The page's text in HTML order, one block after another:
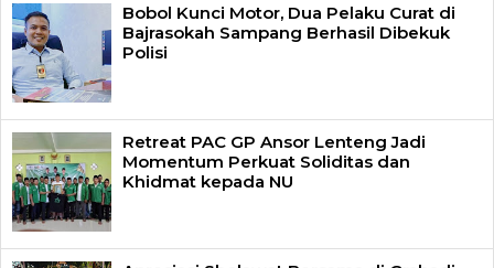
Bobol Kunci Motor, Dua Pelaku Curat di
Bajrasokah Sampang Berhasil Dibekuk
Polisi
Retreat PAC GP Ansor Lenteng Jadi
Momentum Perkuat Soliditas dan
Khidmat kepada NU